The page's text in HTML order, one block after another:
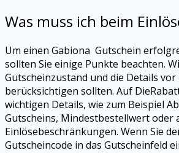
Was muss ich beim
Um einen Gabiona Gutschein
sollten Sie einige Punkte beachten.
Gutscheinzustand und die Details vor
berücksichtigen sollten. Auf
wichtigen Details, wie zum Beispiel
Gutscheins, Mindestbestellwert oder
Einlösebeschränkungen. Wenn Sie
Gutscheincode in das Gutscheinfeld